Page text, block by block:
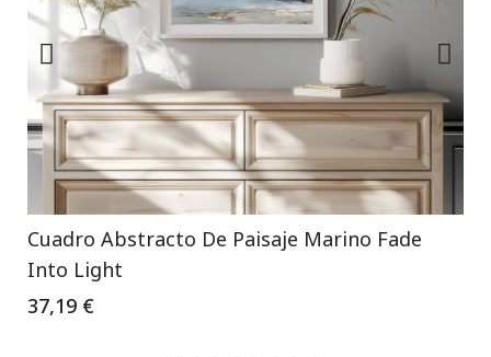
Cuadro Abstracto De Paisaje Marino Fade
Into Light
37,19 €